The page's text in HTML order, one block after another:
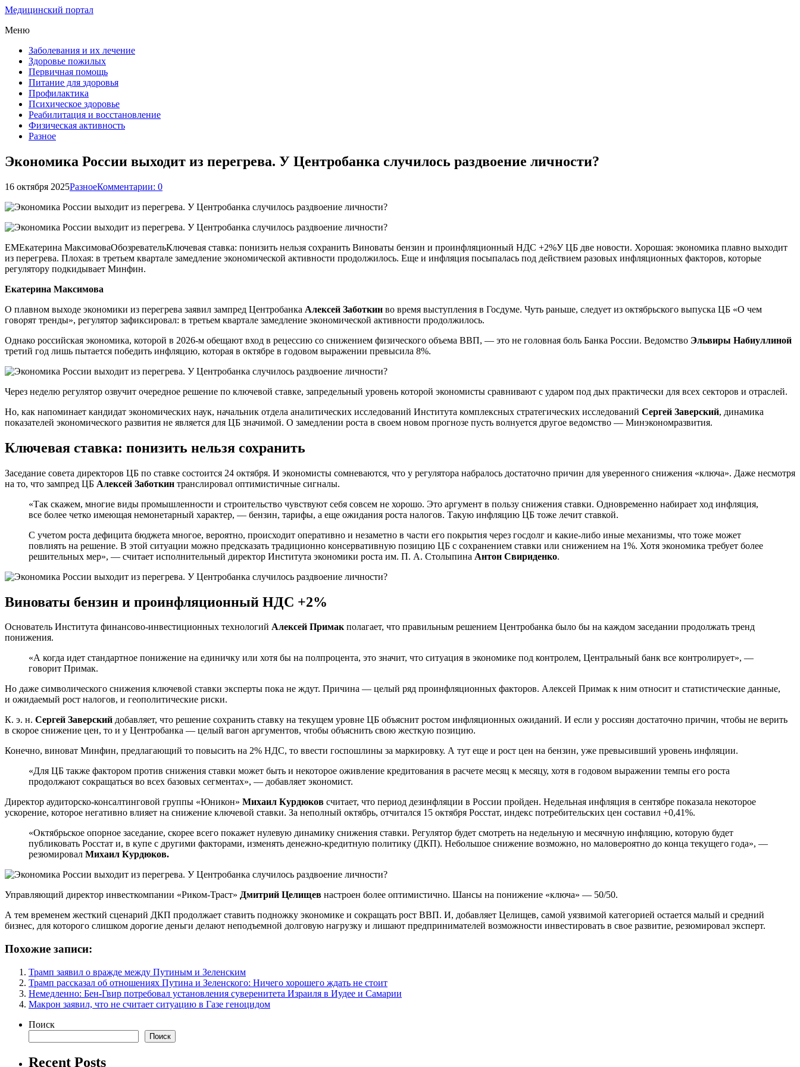
Медицинский портал
Меню
Заболевания и их лечение
Здоровье пожилых
Первичная помощь
Питание для здоровья
Профилактика
Психическое здоровье
Реабилитация и восстановление
Физическая активность
Разное
Экономика России выходит из перегрева. У Центробанка случилось раздвоение личности?
16 октября 2025РазноеКомментарии: 0
ЕМЕкатерина МаксимоваОбозревательКлючевая ставка: понизить нельзя сохранить Виноваты бензин и проинфляционный НДС +2%У ЦБ две новости. Хорошая: экономика плавно выходит
из перегрева. Плохая: в третьем квартале замедление экономической активности продолжилось. Еще и инфляция посыпалась под действием разовых инфляционных факторов, которые
регулятору подкидывает Минфин.
Екатерина Максимова
О плавном выходе экономики из перегрева заявил зампред Центробанка Алексей Заботкин во время выступления в Госдуме. Чуть раньше, следует из октябрьского выпуска ЦБ «О чем
говорят тренды», регулятор зафиксировал: в третьем квартале замедление экономической активности продолжилось.
Однако российская экономика, которой в 2026-м обещают вход в рецессию со снижением физического объема ВВП, — это не головная боль Банка России. Ведомство Эльвиры Набиуллиной
третий год лишь пытается победить инфляцию, которая в октябре в годовом выражении превысила 8%.
Через неделю регулятор озвучит очередное решение по ключевой ставке, запредельный уровень которой экономисты сравнивают с ударом под дых практически для всех секторов и отраслей.
Но, как напоминает кандидат экономических наук, начальник отдела аналитических исследований Института комплексных стратегических исследований Сергей Заверский, динамика
показателей экономического развития не является для ЦБ значимой. О замедлении роста в своем новом прогнозе пусть волнуется другое ведомство — Минэкономразвития.
Ключевая ставка: понизить нельзя сохранить
Заседание совета директоров ЦБ по ставке состоится 24 октября. И экономисты сомневаются, что у регулятора набралось достаточно причин для уверенного снижения «ключа». Даже несмотря
на то, что зампред ЦБ Алексей Заботкин транслировал оптимистичные сигналы.
«Так скажем, многие виды промышленности и строительство чувствуют себя совсем не хорошо. Это аргумент в пользу снижения ставки. Одновременно набирает ход инфляция,
все более четко имеющая немонетарный характер, — бензин, тарифы, а еще ожидания роста налогов. Такую инфляцию ЦБ тоже лечит ставкой.
С учетом роста дефицита бюджета многое, вероятно, происходит оперативно и незаметно в части его покрытия через госдолг и какие-либо иные механизмы, что тоже может
повлиять на решение. В этой ситуации можно предсказать традиционно консервативную позицию ЦБ с сохранением ставки или снижением на 1%. Хотя экономика требует более
решительных мер», — считает исполнительный директор Института экономики роста им. П. А. Столыпина Антон Свириденко.
Виноваты бензин и проинфляционный НДС +2%
Основатель Института финансово-инвестиционных технологий Алексей Примакполагает, что правильным решением Центробанка было бы на каждом заседании продолжать тренд
понижения.
«А когда идет стандартное понижение на единичку или хотя бы на полпроцента, это значит, что ситуация в экономике под контролем, Центральный банк все контролирует», —
говорит Примак.
Но даже символического снижения ключевой ставки эксперты пока не ждут. Причина — целый ряд проинфляционных факторов. Алексей Примак к ним относит и статистические данные,
и ожидаемый рост налогов, и геополитические риски.
К. э. н. Сергей Заверский добавляет, что решение сохранить ставку на текущем уровне ЦБ объяснит ростом инфляционных ожиданий. И если у россиян достаточно причин, чтобы не верить
в скорое снижение цен, то и у Центробанка — целый вагон аргументов, чтобы объяснить свою жесткую позицию.
Конечно, виноват Минфин, предлагающий то повысить на 2% НДС, то ввести госпошлины за маркировку. А тут еще и рост цен на бензин, уже превысивший уровень инфляции.
«Для ЦБ также фактором против снижения ставки может быть и некоторое оживление кредитования в расчете месяц к месяцу, хотя в годовом выражении темпы его роста
продолжают сокращаться во всех базовых сегментах», — добавляет экономист.
Директор аудиторско-консалтинговой группы «Юникон» Михаил Курдюков считает, что период дезинфляции в России пройден. Недельная инфляция в сентябре показала некоторое
ускорение, которое негативно влияет на снижение ключевой ставки. За неполный октябрь, отчитался 15 октября Росстат, индекс потребительских цен составил +0,41%.
«Октябрьское опорное заседание, скорее всего покажет нулевую динамику снижения ставки. Регулятор будет смотреть на недельную и месячную инфляцию, которую будет
публиковать Росстат и, в купе с другими факторами, изменять денежно-кредитную политику (ДКП). Небольшое снижение возможно, но маловероятно до конца текущего года», —
резюмировал Михаил Курдюков.
Управляющий директор инвесткомпании «Риком-Траст» Дмитрий Целищев настроен более оптимистично. Шансы на понижение «ключа» — 50/50.
А тем временем жесткий сценарий ДКП продолжает ставить подножку экономике и сокращать рост ВВП. И, добавляет Целищев, самой уязвимой категорией остается малый и средний
бизнес, для которого слишком дорогие деньги делают неподъемной долговую нагрузку и лишают предпринимателей возможности инвестировать в свое развитие, резюмировал эксперт.
Похожие записи:
Трамп заявил о вражде между Путиным и Зеленским
Трамп рассказал об отношениях Путина и Зеленского: Ничего хорошего ждать не стоит
Немедленно: Бен-Гвир потребовал установления суверенитета Израиля в Иудее и Самарии
Макрон заявил, что не считает ситуацию в Газе геноцидом
Поиск
Поиск
Recent Posts